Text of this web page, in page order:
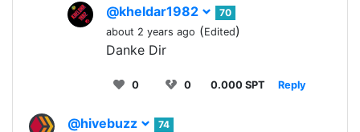
@kheldar1982
70
about 2 years ago (Edited)
Danke Dir
0 0 0.000 SPT Reply
@hivebuzz
74